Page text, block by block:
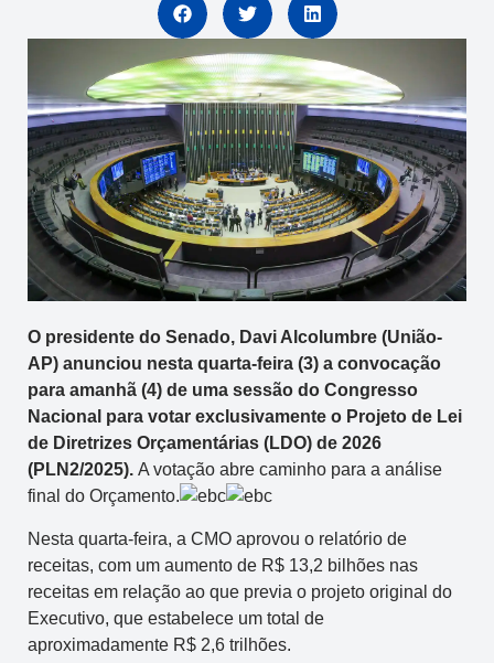
O presidente do Senado, Davi Alcolumbre (União-
AP) anunciou nesta quarta-feira (3) a convocação
para amanhã (4) de uma sessão do Congresso
Nacional para votar exclusivamente o Projeto de Lei
de Diretrizes Orçamentárias (LDO) de 2026
(PLN2/2025). A votação abre caminho para a análise
final do Orçamento.
Nesta quarta-feira, a CMO aprovou o relatório de
receitas, com um aumento de R$ 13,2 bilhões nas
receitas em relação ao que previa o projeto original do
Executivo, que estabelece um total de
aproximadamente R$ 2,6 trilhões.